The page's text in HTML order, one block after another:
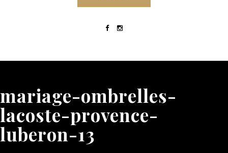
mariage-ombrelles-
lacoste-provence-
luberon-13